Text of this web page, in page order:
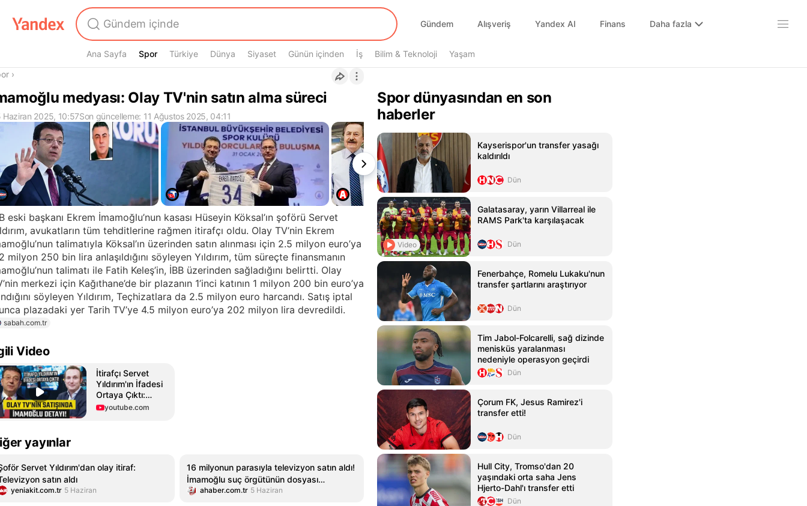
Gündem Alışveriş Yandex AI Finans Daha fazla
Ana Sayfa Spor
Spor Türkiye Dünya Siyaset Günün içinden İş Bilim & Teknoloji Yaşam
›
medyası: Olay TV'nin satın alma süreci
Haziran 2025, 10:57Son güncelleme: 11 Ağustos 2025, 04:11
eski başkanı Ekrem İmamoğlu’nun kasası Hüseyin Köksal’ın şoförü Servet
avukatların tüm tehditlerine rağmen itirafçı oldu. Olay TV’nin Ekrem
talimatıyla Köksal’ın üzerinden satın alınması için 2.5 milyon euro’ya
milyon 250 bin lira anlaşıldığını söyleyen Yıldırım, tüm süreçte finansmanın
talimatı ile Fatih Keleş’in, İBB üzerinden sağladığını belirtti. Olay
merkezi için Kağıthane’de bir plazanın 1’inci katının 1 milyon 200 bin euro’ya
söyleyen Yıldırım, Teçhizatlara da 2.5 milyon euro harcandı. Satış iptal
plazadaki yer Tarih TV’ye 4.5 milyon euro’ya 202 milyon lira devredildi.
sabah.com.tr
Video
İtirafçı Servet
Yıldırım'ın İfadesi
Ortaya Çıktı:
İmamoğlu Olay
youtube.com
yayınlar
Servet Yıldırım'dan olay itiraf:
satın aldı
yeniakit.com.tr 5 Haziran
16 milyonun parasıyla televizyon satın aldı!
İmamoğlu suç örgütünün dosyası
kabardıkça kabardı
ahaber.com.tr 5 Haziran
Spor dünyasından en son
haberler
Kayserispor'un transfer yasağı
kaldırıldı
Dün
Video
Galatasaray, yarın Villarreal ile
RAMS Park'ta karşılaşacak
Dün
Fenerbahçe, Romelu Lukaku'nun
transfer şartlarını araştırıyor
Dün
Tim Jabol-Folcarelli, sağ dizinde
menisküs yaralanması
nedeniyle operasyon geçirdi
Dün
Çorum FK, Jesus Ramirez'i
transfer etti!
Dün
Hull City, Tromso'dan 20
yaşındaki orta saha Jens
Hjerto-Dahl'ı transfer etti
Dün